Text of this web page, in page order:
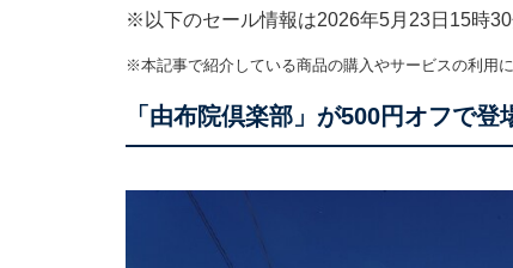
※以下のセール情報は2026年5月23日15時
※本記事で紹介している商品の購入やサービスの利用
「由布院倶楽部」が500円オフで登